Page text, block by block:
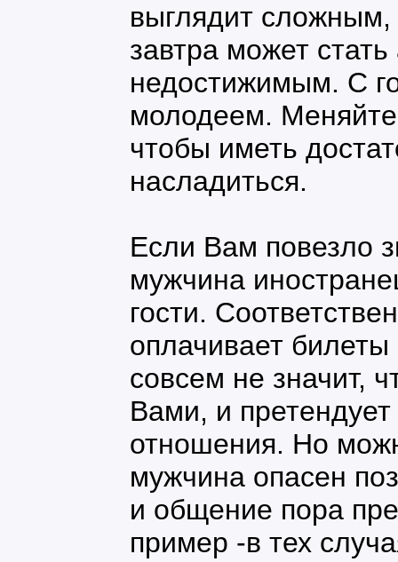
выглядит
завтра может
недостижимым. С
молодеем.
чтобы иметь
насладиться.
Если Вам повезло
мужчина
гости.
оплачивает билеты
совсем не значит,
Вами, и
отношения. Но
мужчина опасен
и общение пора
пример -в тех